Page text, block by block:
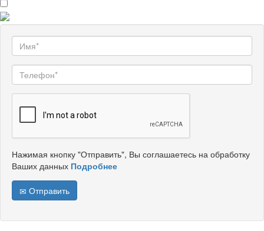
Нажимая кнопку "Отправить", Вы соглашаетесь на обработку
Ваших данных Подробнее
Отправить